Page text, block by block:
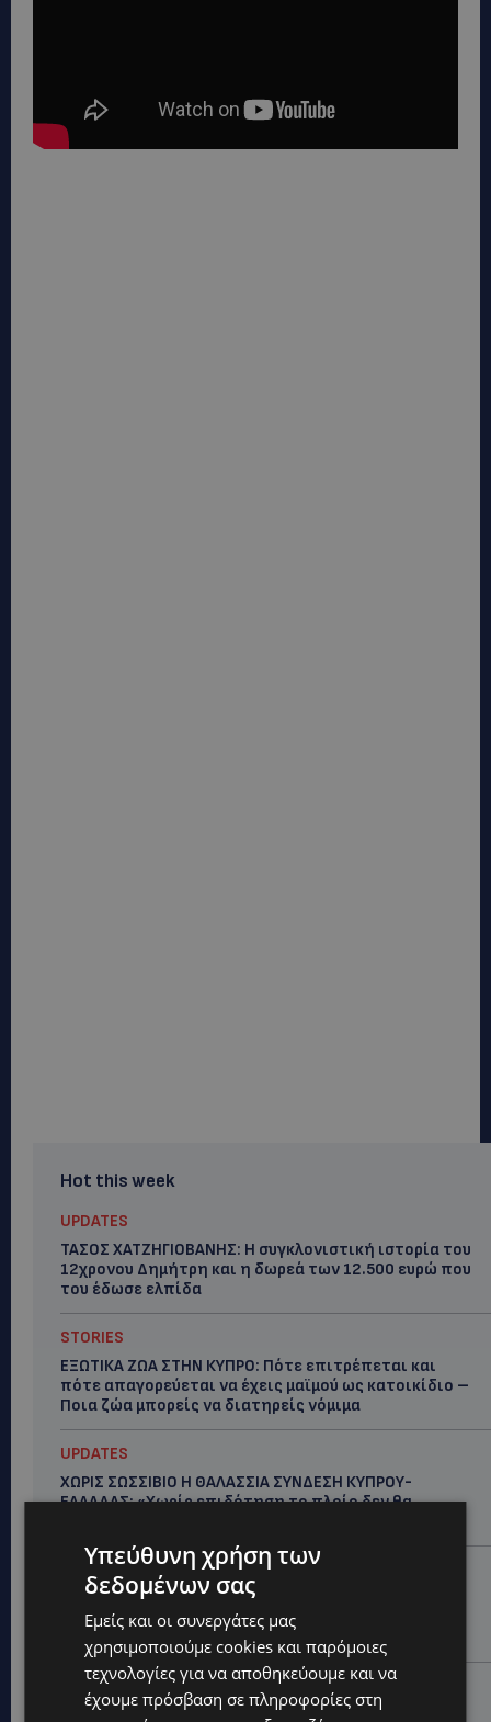
Hot this week
UPDATES
ΤΑΣΟΣ ΧΑΤΖΗΓΙΟΒΑΝΗΣ: Η συγκλονιστική ιστορία του
12χρονου Δημήτρη και η δωρεά των 12.500 ευρώ που
του έδωσε ελπίδα
STORIES
ΕΞΩΤΙΚΑ ΖΩΑ ΣΤΗΝ ΚΥΠΡΟ: Πότε επιτρέπεται και
πότε απαγορεύεται να έχεις μαϊμού ως κατοικίδιο –
Ποια ζώα μπορείς να διατηρείς νόμιμα
UPDATES
ΧΩΡΙΣ ΣΩΣΣΙΒΙΟ Η ΘΑΛΑΣΣΙΑ ΣΥΝΔΕΣΗ ΚΥΠΡΟΥ-
ΕΛΛΑΔΑΣ: «Χωρίς επιδότηση το πλοίο δεν θα
STORIES
ΜΑΡΙΝΟΣ ΚΩΝΣΤΑΝΤΙΝΙΔΗΣ: Οι πρωτοβουλίες για να
ξαναζωντανέψει η Μακαρίου και το κέντρο της
Λευκωσίας-(Βίντεο)
UPDATES
ΤΡΟΧΑΙΟ ΣΤΗΝ ΛΕΥΚΩΣΙΑ: Χειροπέδες και στη σύζυγο
Υπεύθυνη χρήση των
δεδομένων σας
Εμείς και οι συνεργάτες μας
χρησιμοποιούμε cookies και παρόμοιες
τεχνολογίες για να αποθηκεύουμε και να
έχουμε πρόσβαση σε πληροφορίες στη